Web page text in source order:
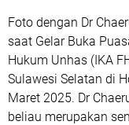
Foto dengan Dr
saat Gelar Buka
Hukum Unhas (IKA
Sulawesi Selatan di
Maret 2025. Dr
beliau merupakan